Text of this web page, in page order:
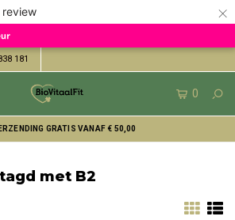
review ×
181
0
GRATIS VANAF € 50,00
met B2